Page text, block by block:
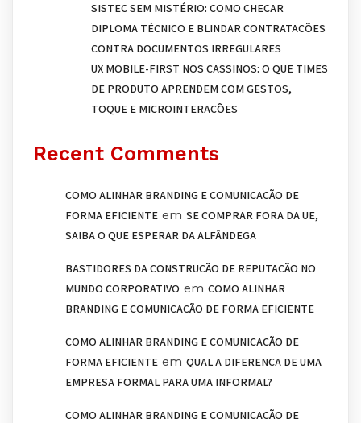
SISTEC SEM MISTÉRIO: COMO CHECAR
DIPLOMA TÉCNICO E BLINDAR CONTRATAÇÕES
CONTRA DOCUMENTOS IRREGULARES
UX MOBILE-FIRST NOS CASSINOS: O QUE TIMES
DE PRODUTO APRENDEM COM GESTOS,
TOQUE E MICROINTERAÇÕES
Recent Comments
COMO ALINHAR BRANDING E COMUNICAÇÃO DE
FORMA EFICIENTE em SE COMPRAR FORA DA UE,
SAIBA O QUE ESPERAR DA ALFÂNDEGA
BASTIDORES DA CONSTRUÇÃO DE REPUTAÇÃO NO
MUNDO CORPORATIVO em COMO ALINHAR
BRANDING E COMUNICAÇÃO DE FORMA EFICIENTE
COMO ALINHAR BRANDING E COMUNICAÇÃO DE
FORMA EFICIENTE em QUAL A DIFERENÇA DE UMA
EMPRESA FORMAL PARA UMA INFORMAL?
COMO ALINHAR BRANDING E COMUNICAÇÃO DE